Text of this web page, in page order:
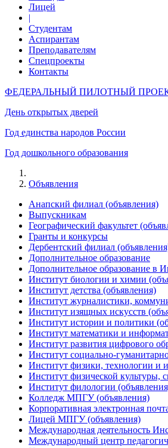
Лицей
|
Студентам
Аспирантам
Преподавателям
Спецпроекты
Контакты
ФЕДЕРАЛЬНЫЙ ПИЛОТНЫЙ
День открытых дверей
Год единства народов России
Год дошкольного образования
Объявления
Анапский филиал (объявления)
Выпускникам
Географический факультет
Гранты и конкурсы
Дербентский филиал
Дополнительное образование
Дополнительное образование в
Институт биологии и химии
Институт детства (объявления)
Институт журналистики,
Институт изящных искусств
Институт истории и политики
Институт математики и
Институт развития цифрового
Институт социально-
Институт физики, технологии и
Институт физической культуры,
Институт филологии
Колледж МПГУ (объявления)
Корпоративная электронная
Лицей МПГУ (объявления)
Международная деятельность
Международный центр